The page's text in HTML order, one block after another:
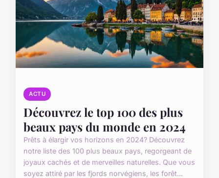
ACTU
Découvrez le top 100 des plus
beaux pays du monde en 2024
Prêts à élargir vos horizons en 2024? Découvrez
notre liste des 100 plus beaux pays, regorgeant de
joyaux cachés et de merveilles naturelles. Que vous
soyez attiré par les fjords norvégiens, les forêt...